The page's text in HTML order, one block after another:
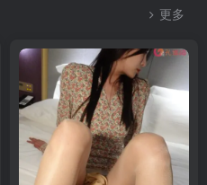
更多